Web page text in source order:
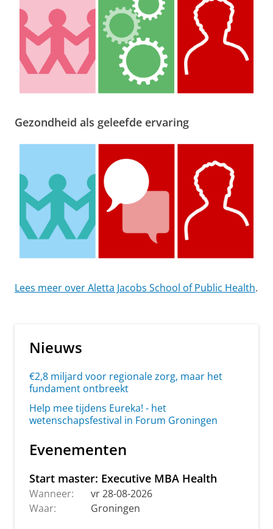
Gezondheid als geleefde ervaring
Lees meer over Aletta Jacobs School of Public Health.
Nieuws
€2,8 miljard voor regionale zorg, maar het
fundament ontbreekt
Help mee tijdens Eureka! - het
wetenschapsfestival in Forum Groningen
Evenementen
Start master: Executive MBA Health
Wanneer:
vr 28-08-2026
Waar:
Groningen